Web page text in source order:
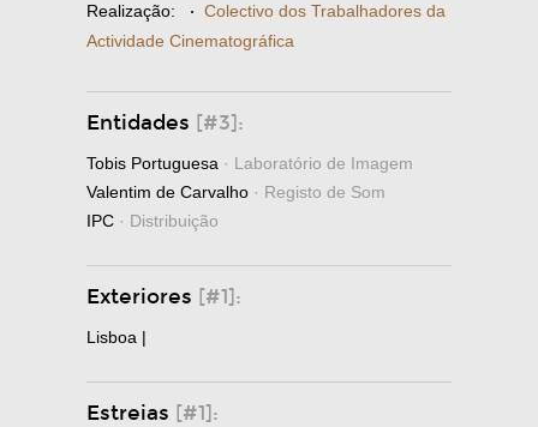
Realização: · Colectivo dos Trabalhadores da
Actividade Cinematográfica
Entidades [#3]:
Tobis Portuguesa · Laboratório de Imagem
Valentim de Carvalho · Registo de Som
IPC · Distribuição
Exteriores [#1]:
Lisboa |
Estreias [#1]: